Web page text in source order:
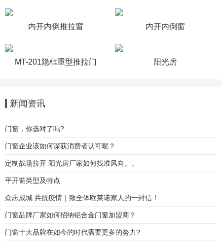
内开内倒推拉窗 内开内倒窗
MT-201隐框重型推拉门 阳光房
新闻资讯
门窗，你选对了吗?
门窗企业该如何深获消费者认可呢？
定制战场拉开 阳光房厂家如何找准风向。。
平开窗类型及特点
众志成城 共抗疫情｜致全体欧莱诺家人的一封信！
门窗品牌厂家如何招纳铝合金门窗加盟商？
门窗十大品牌在如今的时代需要更多的努力?